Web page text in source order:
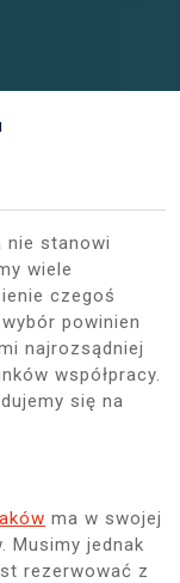
nie stanowi
wiele
czegoś
powinien
najrozsądniej
współpracy.
się na
ma w swojej
Musimy jednak
rezerwować z